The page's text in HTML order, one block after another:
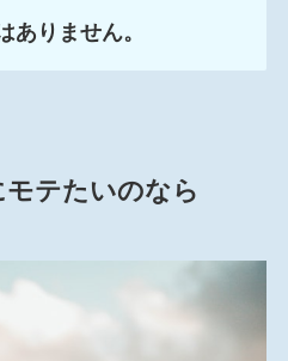
ありません。
テたいのなら